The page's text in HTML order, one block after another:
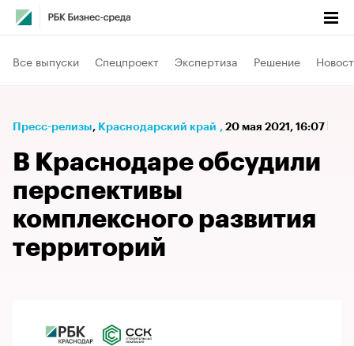
Все выпуски Спецпроект Экспертиза Решение
Пресс-релизы⁠, Краснодарский край , 20 мая 2021, 16:07
В Краснодаре обсудили
перспективы
комплексного развития
территорий